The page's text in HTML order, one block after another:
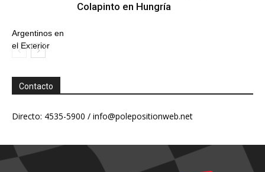
Argentinos en
el Exterior
Colapinto en Hungría
Contacto
Directo: 4535-5900 / info@polepositionweb.net